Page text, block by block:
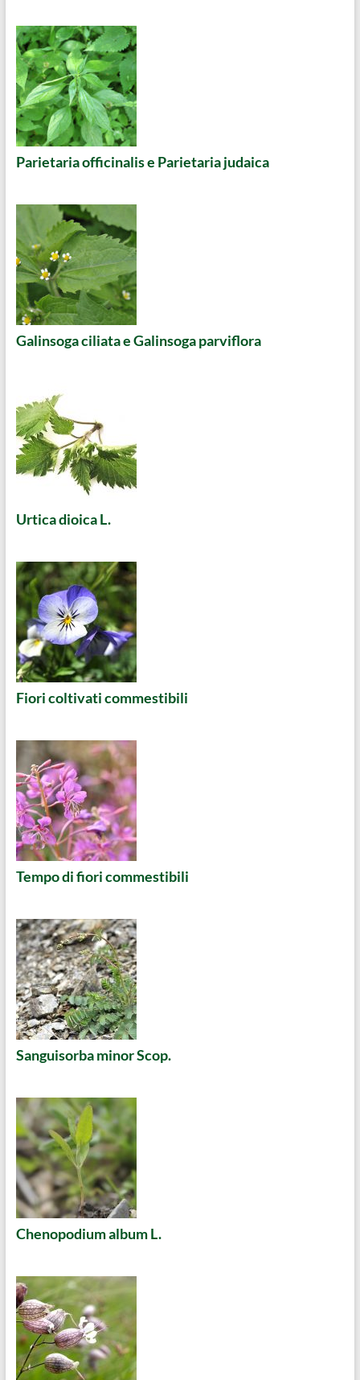
Parietaria officinalis e Parietaria judaica
Galinsoga ciliata e Galinsoga parviflora
Urtica dioica L.
Fiori coltivati commestibili
Tempo di fiori commestibili
Sanguisorba minor Scop.
Chenopodium album L.